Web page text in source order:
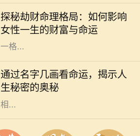
探秘劫财命理格局：如何影响
女性一生的财富与命运
种特殊的命理趋势，尤其对女性而
言，它不仅影响着她的财富，还深刻
影响着她的生活与人际关系。了解这
一格...
通过名字几画看命运，揭示人
生秘密的奥秘
在中华文化中，名字不仅承载了父母
的期望和美好寓意，更在某种程度上
与一个人的命运息息相关。特别是名
字的笔画数，常被认为与其五行属性
相...